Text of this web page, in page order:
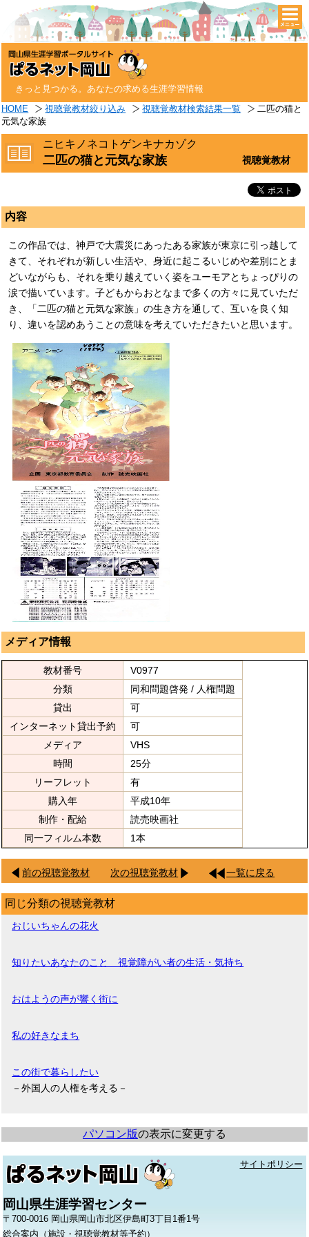
きっと見つかる。あなたの求める生涯学習情報
HOME 視聴覚教材絞り込み 視聴覚教材検索結果一覧
二匹の猫と
元気な家族
ニヒキノネコトゲンキナカゾク
二匹の猫と元気な家族 視聴覚教材
内容
この作品では、神戸で大震災にあったある家族が東京に引っ越して
きて、それぞれが新しい生活や、身近に起こるいじめや差別にとま
どいながらも、それを乗り越えていく姿をユーモアとちょっぴりの
涙で描いています。子どもからおとなまで多くの方々に見ていただ
き、「二匹の猫と元気な家族」の生き方を通して、互いを良く知
り、違いを認めあうことの意味を考えていただきたいと思います。
メディア情報
教材番号
V0977
分類
同和問題啓発 / 人権問題
貸出
可
インターネット貸出予約
可
メディア
VHS
時間
25分
リーフレット
有
購入年
平成10年
制作・配給
読売映画社
同一フィルム本数
1本
前の視聴覚教材 次の視聴覚教材 一覧に戻る
同じ分類の視聴覚教材
おじいちゃんの花火
知りたいあなたのこと 視覚障がい者の生活・気持ち
おはようの声が響く街に
私の好きなまち
この街で暮らしたい
－外国人の人権を考える－
パソコン版の表示に変更する
サイトポリシー
岡山県生涯学習センター
〒700-0016 岡山県岡山市北区伊島町3丁目1番1号
総合案内（施設・視聴覚教材等予約）